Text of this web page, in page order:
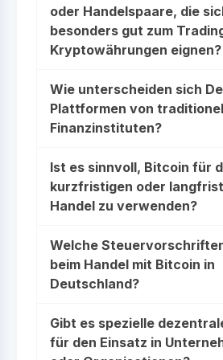
oder Handelspaare, die
besonders gut zum
Kryptowährungen eignen?
Wie unterscheiden sich
Plattformen von
Finanzinstituten?
Ist es sinnvoll, Bitcoin für
kurzfristigen oder
Handel zu verwenden?
Welche
beim Handel mit Bitcoin in
Deutschland?
Gibt es spezielle
für den Einsatz in